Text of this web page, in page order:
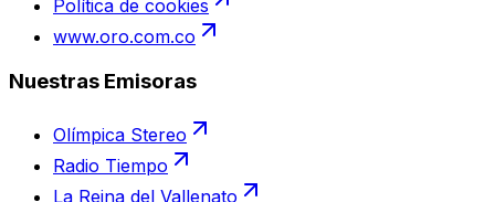
Política de cookies
www.oro.com.co
Nuestras Emisoras
Olímpica Stereo
Radio Tiempo
La Reina del Vallenato